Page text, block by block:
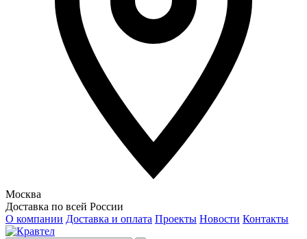
Москва
Доставка по всей России
О компании Доставка и оплата Проекты Новости Контакты